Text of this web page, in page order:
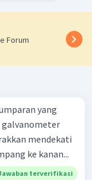
Forum
yang
galvanometer
mendekati
ke kanan...
terverifikasi